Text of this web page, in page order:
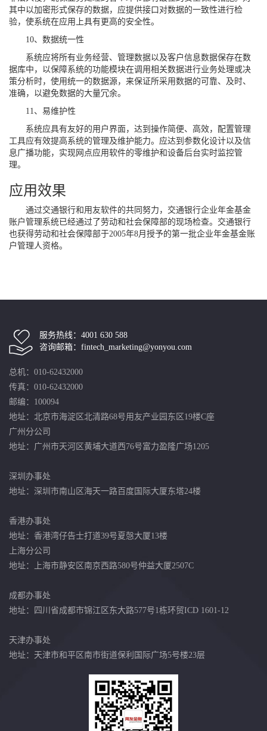
其中以加密形式保存的数据，应提供接口对数据的一致性进行检
验，使系统在应用上具有更高的安全性。
10、数据统一性
系统应将所有业务经营、管理数据以及客户信息数据保存在数
据库中，以保障系统的功能模块在调用相关数据进行业务处理或决
策分析时，使用统一的数据源，来保证所采用数据的可靠、及时、
准确，以避免数据的大量冗余。
11、易维护性
系统应具有友好的用户界面，达到操作简便、高效，配置管理
工具应有效提高系统的管理及维护能力。应达到参数化设计以及信
息广播功能，实现网点应用软件的零维护和设备后台实时监控管
理。
应用效果
通过交通银行和用友软件的共同努力，交通银行企业年金基金
账户管理系统已经通过了劳动和社会保障部的现场检查。交通银行
也获得劳动和社会保障部于2005年8月授予的第一批企业年金基金账
户管理人资格。
服务热线：4001 630 588
咨询邮箱：fintech_marketing@yonyou.com
总机：010-62432000
传真：010-62432000
邮编：100094
地址：北京市海淀区北清路68号用友产业园东区19楼C座
广州分公司
地址：广州市天河区黄埔大道西76号富力盈隆广场1205
深圳办事处
地址：深圳市南山区海天一路百度国际大厦东塔24楼
香港办事处
地址：香港湾仔告士打道39号夏愨大厦13楼
上海分公司
地址：上海市静安区南京西路580号仲益大厦2507C
成都办事处
地址：四川省成都市锦江区东大路577号1栋环贸ICD 1601-12
天津办事处
地址：天津市和平区南市街道保利国际广场5号楼23层